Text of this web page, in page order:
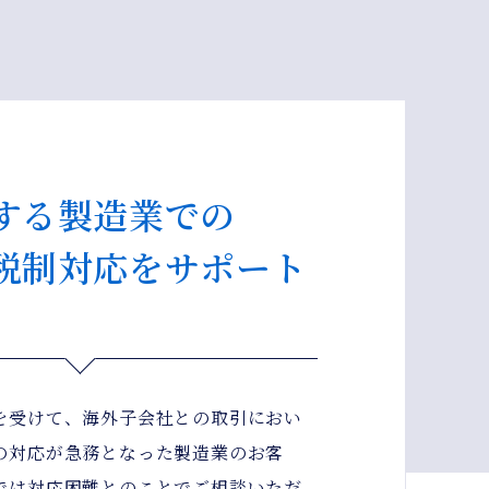
る製造業での
制対応をサポート
受けて、海外子会社との取引におい
対応が急務となった製造業のお客